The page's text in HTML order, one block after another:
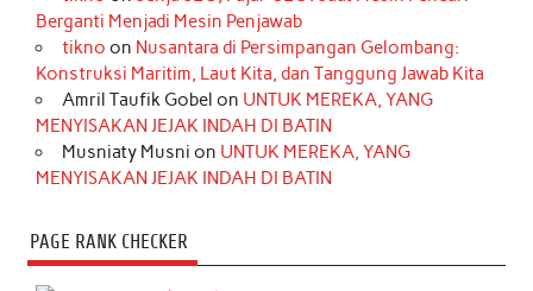
Berganti Menjadi Mesin Penjawab
tikno on Nusantara di Persimpangan Gelombang:
Konstruksi Maritim, Laut Kita, dan Tanggung Jawab Kita
Amril Taufik Gobel on UNTUK MEREKA, YANG
MENYISAKAN JEJAK INDAH DI BATIN
Musniaty Musni on UNTUK MEREKA, YANG
MENYISAKAN JEJAK INDAH DI BATIN
PAGE RANK CHECKER